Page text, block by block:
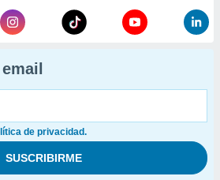
de privacidad.